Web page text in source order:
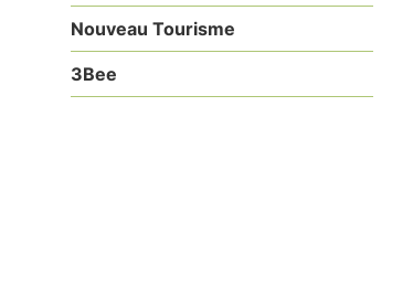
Nouveau Tourisme
3Bee